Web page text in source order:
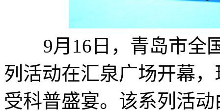
9月16日，青岛市全国
列活动在汇泉广场开幕
受科普盛宴。该系列活